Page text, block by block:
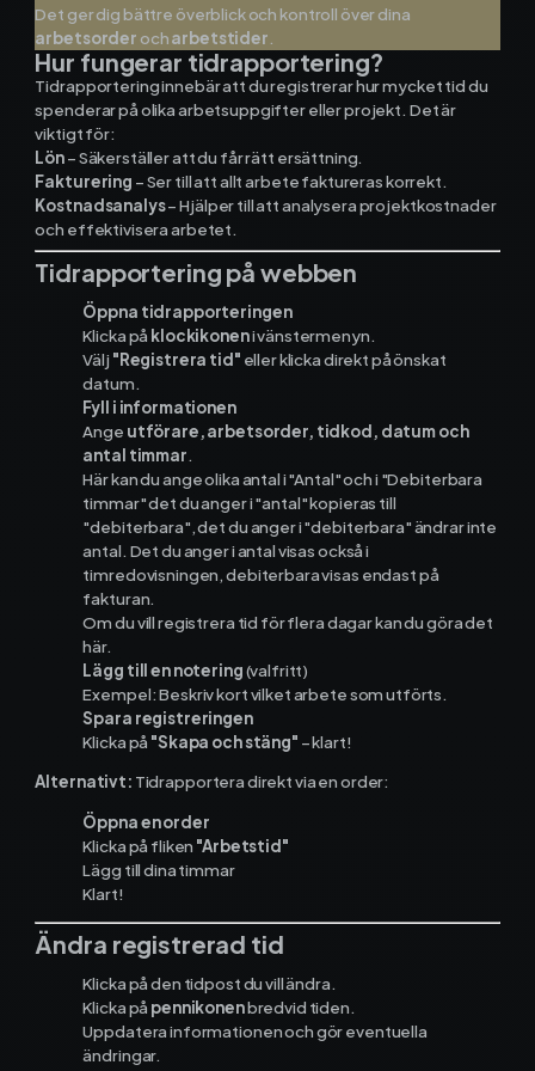
Ekonomisystem
Spiris
Visma Administration
Funktioner
Arbetsorder
Tidrapportering
Materialhantering
Checklistor
Kalender
Fakturering
Det ger dig bättre överblick och kontroll över dina
arbetsorder ocharbetstider.
Hur fungerar tidrapportering?
Tidrapportering innebär att du registrerar hur mycket tid du
spenderar på olika arbetsuppgifter eller projekt. Det är
viktigt för:
Lön– Säkerställer att du får rätt ersättning.
Fakturering – Ser till att allt arbete faktureras korrekt.
Kostnadsanalys– Hjälper till att analysera projektkostnader
och effektivisera arbetet.
Tidrapportering på webben
Öppna tidrapporteringen
Klicka på klockikoneni vänstermenyn.
Välj "Registrera tid" eller klicka direkt på önskat
datum.
Fyll i informationen
Ange utförare, arbetsorder, tidkod, datum och
antal timmar.
Här kan du ange olika antal i "Antal" och i "Debiterbara
timmar" det du anger i "antal" kopieras till
"debiterbara", det du anger i "debiterbara" ändrar inte
antal. Det du anger i antal visas också i
timredovisningen, debiterbara visas endast på
fakturan.
Om du vill registrera tid för flera dagar kan du göra det
här.
Lägg till en notering(valfritt)
Exempel: Beskriv kort vilket arbete som utförts.
Spara registreringen
Klicka på "Skapa och stäng" – klart!
Alternativt: Tidrapportera direkt via en order:
Öppna en order
Klicka på fliken "Arbetstid"
Lägg till dina timmar
Klart!
Ändra registrerad tid
Klicka på den tidpost du vill ändra.
Klicka på pennikonenbredvid tiden.
Uppdatera informationen och gör eventuella
ändringar.